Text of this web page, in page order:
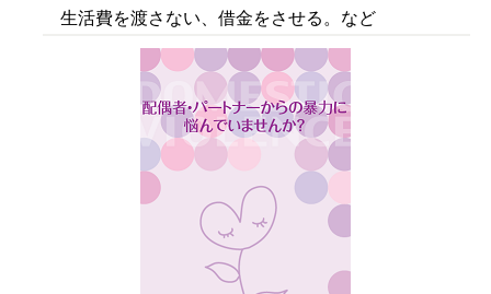
生活費を渡さない、借金をさせる。など